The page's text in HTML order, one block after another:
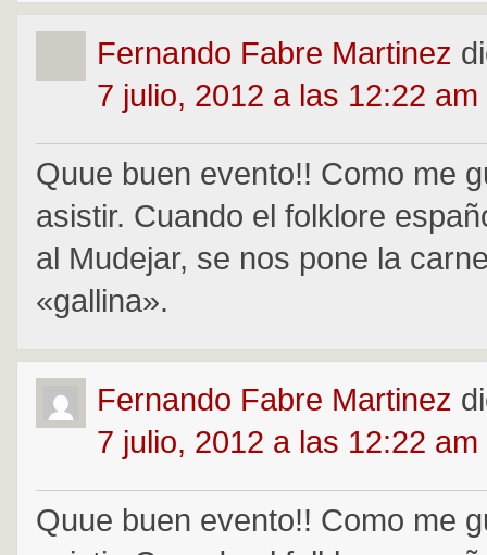
Fernando Fabre Martinez
7 julio, 2012 a las 12:22 am
Quue buen evento!! Como me
asistir. Cuando el folklore
al Mudejar, se nos pone la
«gallina».
Fernando Fabre Martinez
7 julio, 2012 a las 12:22 am
Quue buen evento!! Como me